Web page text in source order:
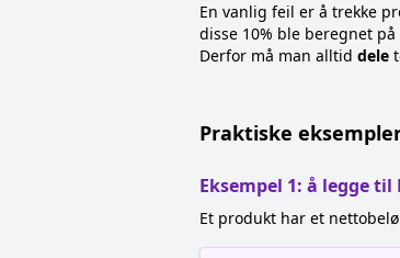
En vanlig feil er å trekke
disse 10% ble beregnet
Derfor må man alltid dele
Praktiske
Eksempel 1: å legge
Et produkt har et